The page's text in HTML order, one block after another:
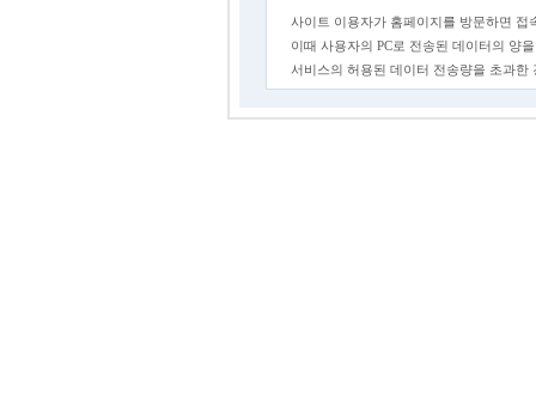
사이트 이용자가 홈페이지를 방문하면 접
이때 사용자의 PC로 전송된 데이터의 양
서비스의 허용된 데이터 전송량을 초과